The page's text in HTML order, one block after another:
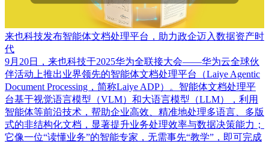
来也科技发布智能体文档处理平台，助力政企迈入数据资产时
代
9月20日，来也科技于2025华为全联接大会——华为云全球伙
伴活动上推出业界领先的智能体文档处理平台（Laiye Agentic
Document Processing，简称Laiye ADP）。智能体文档处理平
台基于视觉语言模型（VLM）和大语言模型（LLM），利用
智能体等前沿技术，帮助企业高效、精准地处理多语言、多版
式的非结构化文档，显著提升业务处理效率与数据决策能力；
它像一位“读懂业务”的智能专家，无需事先“教学”，即可完成